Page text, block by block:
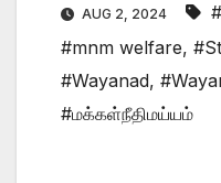
AUG 2, 2024
#mnm welfare,
#Wayanad,
#மக்கள்நீதிமய்யம்